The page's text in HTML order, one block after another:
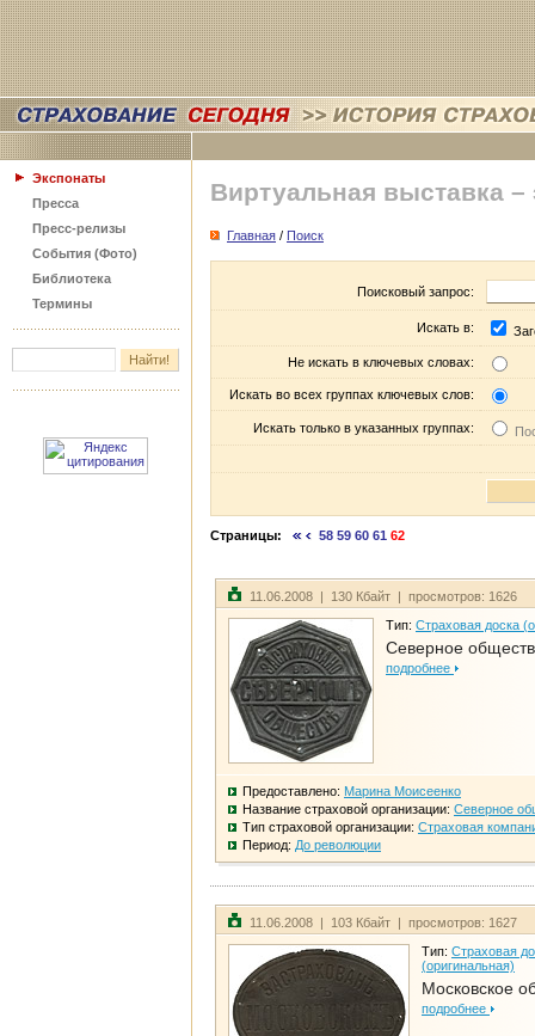
Экспонаты
Пресса
Пресс-релизы
События (Фото)
Библиотека
Термины
Виртуальная выставка –
Главная / Поиск
Поисковый запрос:
Искать в:
Не искать в ключевых словах:
Искать во всех группах ключевых слов:
Искать только в указанных группах:
Страницы: 58 59 60 61 62
11.06.2008 | 130 Кбайт | просмотров: 1626
Тип: Страховая доска
Северное
подробнее
Предоставлено: Марина Моисеенко
Название страховой организации: Северное
Тип страховой организации: Страховая
Период: До революции
11.06.2008 | 103 Кбайт | просмотров: 1627
Тип: Страховая
(оригинальная)
Московское
подробнее